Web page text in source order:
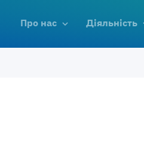
Про нас Діяльність